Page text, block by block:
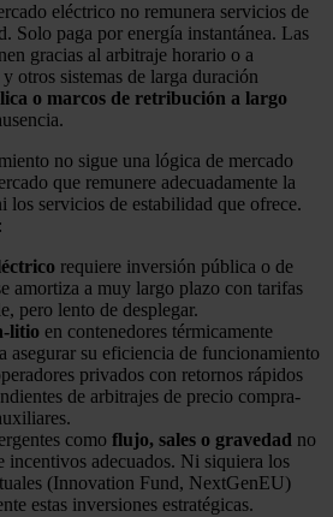
eléctrico no remunera servicios de
Solo paga por energía instantánea. Las
gracias al arbitraje horario o a
otros sistemas de larga duración
o marcos de retribución a largo
no sigue una lógica de mercado
que remunere adecuadamente la
los servicios de estabilidad que ofrece.
requiere inversión pública o de
amortiza a muy largo plazo con tarifas
pero lento de desplegar.
litio en contenedores térmicamente
asegurar su eficiencia de funcionamiento
privados con retornos rápidos
de arbitrajes de precio compra-
como flujo, sales o gravedad no
incentivos adecuados. Ni siquiera los
(Innovation Fund, NextGenEU)
estas inversiones estratégicas.